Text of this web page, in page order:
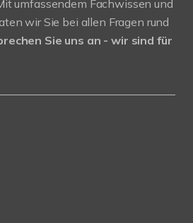
umfassendem Fachwissen und
wir Sie bei allen Fragen rund
Sie uns an - wir sind für